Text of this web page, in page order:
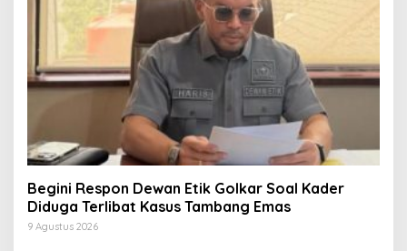
Begini Respon Dewan Etik Golkar Soal Kader
Diduga Terlibat Kasus Tambang Emas
9 Agustus 2026